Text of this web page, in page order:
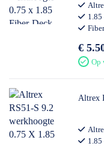
€
Op
Altrex